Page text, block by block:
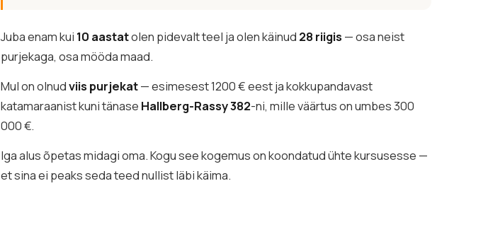
Juba enam kui 10 aastatolen pidevalt teel ja olen käinud 28 riigis — osa neist
purjekaga, osa mööda maad.
Mul on olnudviis purjekat— esimesest 1200 € eest ja kokkupandavast
katamaraanist kuni tänase Hallberg-Rassy 382-ni, mille väärtus on umbes 300
000 €.
Iga alus õpetas midagi oma. Kogu see kogemus on koondatud ühte kursusesse —
et sina ei peaks seda teed nullist läbi käima.